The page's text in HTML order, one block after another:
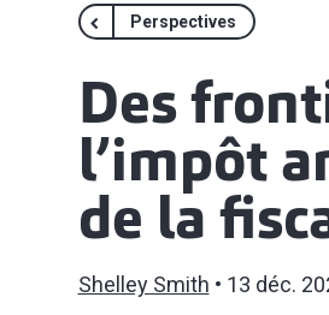
Perspectives
Des
l’impôt
de la
Shelley Smith 13 déc.